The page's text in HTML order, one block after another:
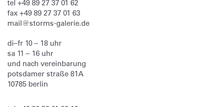
tel +49 89 27 37 01 62
fax +49 89 27 37 01 63
mail@storms-galerie.de
di–fr 10 – 18 uhr
sa 11 – 16 uhr
und nach vereinbarung
potsdamer straße 81A
10785 berlin